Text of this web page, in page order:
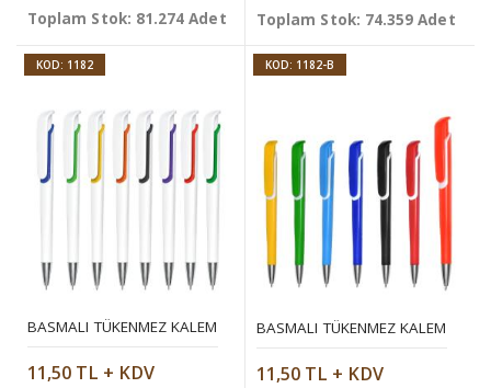
Toplam Stok: 81.274 Adet Toplam Stok: 74.359 Adet
KOD: 1182
BASMALI TÜKENMEZ KALEM
11,50 TL + KDV
KOD: 1182-B
BASMALI TÜKENMEZ KALEM
11,50 TL + KDV